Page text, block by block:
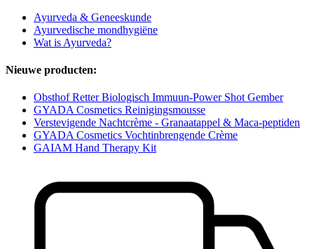
Ayurveda & Geneeskunde
Ayurvedische mondhygiëne
Wat is Ayurveda?
Nieuwe producten:
Obsthof Retter Biologisch Immuun-Power Shot Gember
GYADA Cosmetics Reinigingsmousse
Verstevigende Nachtcrème - Granaatappel & Maca-peptiden
GYADA Cosmetics Vochtinbrengende Crème
GAIAM Hand Therapy Kit